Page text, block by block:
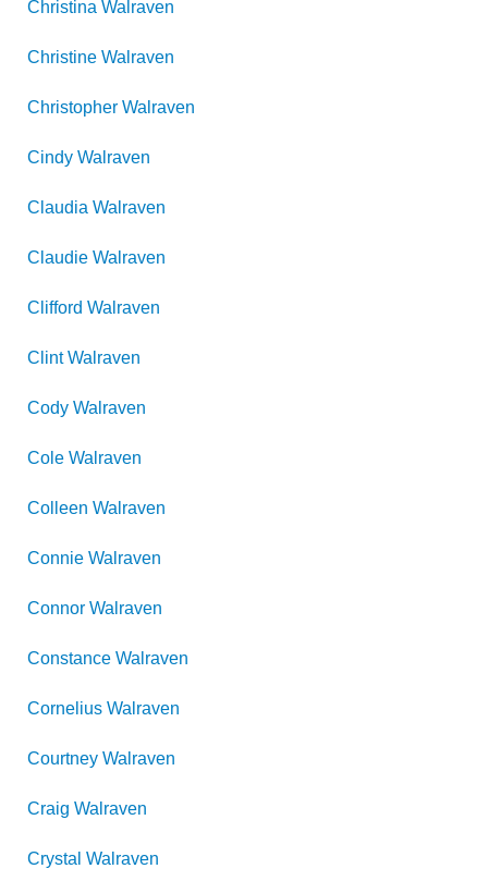
Christina Walraven
Christine Walraven
Christopher Walraven
Cindy Walraven
Claudia Walraven
Claudie Walraven
Clifford Walraven
Clint Walraven
Cody Walraven
Cole Walraven
Colleen Walraven
Connie Walraven
Connor Walraven
Constance Walraven
Cornelius Walraven
Courtney Walraven
Craig Walraven
Crystal Walraven